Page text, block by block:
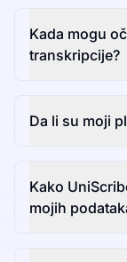
Kada mogu
transkripcije?
Da li su moji
Kako
mojih